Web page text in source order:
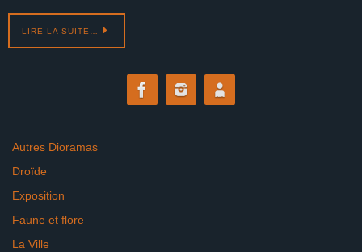
LIRE LA SUITE…
Autres Dioramas
Droïde
Exposition
Faune et flore
La Ville